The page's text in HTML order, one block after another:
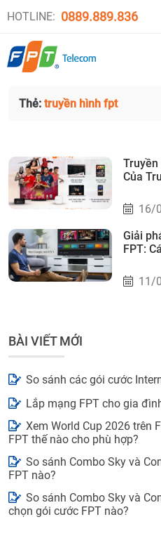
HOTLINE: 0889.889.836
Thẻ: truyền hình fpt
Truyền
Của
16/
Giải
FPT:
11/
BÀI VIẾT MỚI
So sánh các gói cước
Lắp mạng FPT cho gia
Xem World Cup 2026 trên
FPT thế nào cho phù hợp?
So sánh Combo Sky và
FPT nào?
So sánh Combo Sky và
chọn gói cước FPT nào?